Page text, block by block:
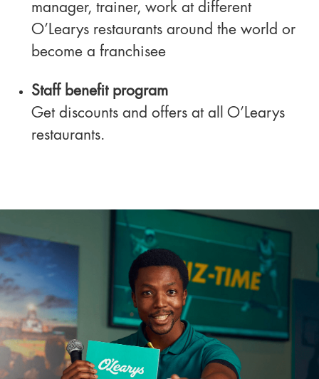
manager, trainer, work at different
O’Learys restaurants around the world or
become a franchisee
Staff benefit program
Get discounts and offers at all O’Learys
restaurants.